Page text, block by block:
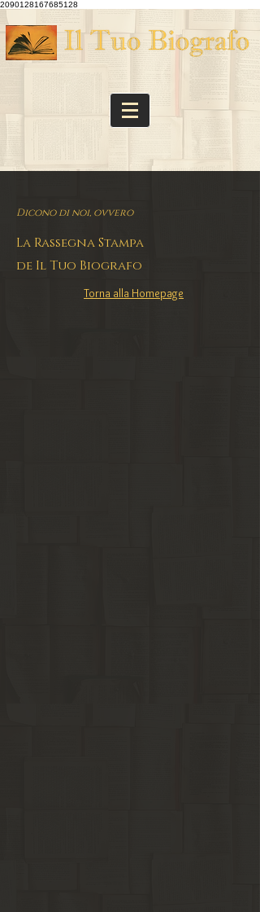
2090128167685128
Dicono di noi, ovvero
La Rassegna Stampa
de Il Tuo Biografo
Torna alla Homepage